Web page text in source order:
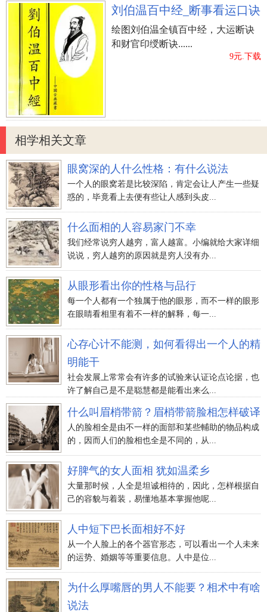
刘伯温百中经_断事看运口诀
绘图刘伯温全镇百中经，大运断诀
和财官印绶断诀......
9元.下载
相学相关文章
眼窝深的人什么性格：有什么说法
一个人的眼窝若是比较深陷，肯定会让人产生一些疑
惑的，毕竟看上去便有些让人感到头皮...
什么面相的人容易家门不幸
我们经常说穷人越穷，富人越富。小编就给大家详细
说说，穷人越穷的原因就是穷人没有办...
从眼形看出你的性格与品行
每一个人都有一个独属于他的眼形，而不一样的眼形
在眼睛看相里有着不一样的解释，每一...
心存心计不能测，如何看得出一个人的精
明能干
社会发展上常常会有许多的试验来认证论点论据，也
许了解自己是不是聪慧都是能看出来么...
什么叫眉梢带箭？眉梢带箭脸相怎样破译
人的脸相全是由不一样的面部和某些輔助的物品构成
的，因而人们的脸相也全是不同的，从...
好脾气的女人面相 犹如温柔乡
大量那时候，人全是坦诚相待的，因此，怎样根据自
己的容貌与着装，易懂地基本掌握他呢...
人中短下巴长面相好不好
从一个人脸上的各个器官形态，可以看出一个人未来
的运势、婚姻等等重要信息。人中是位...
为什么厚嘴唇的男人不能要？相术中有啥
说法